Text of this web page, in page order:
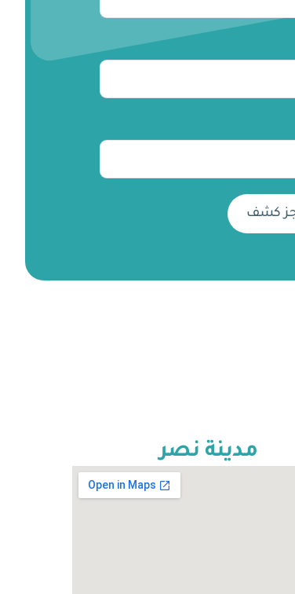
كشف
مدينة نصر